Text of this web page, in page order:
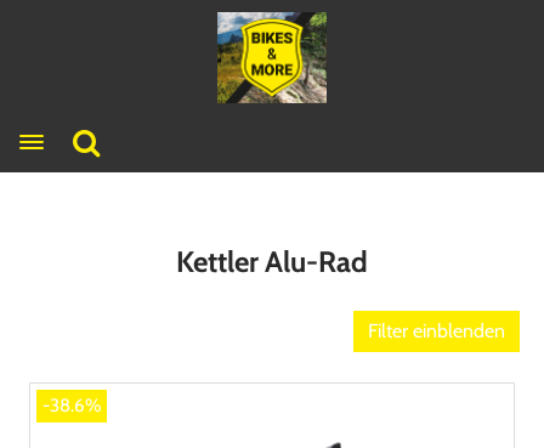
Toggle navigation
Kettler Alu-Rad
Filter einblenden
-38.6%